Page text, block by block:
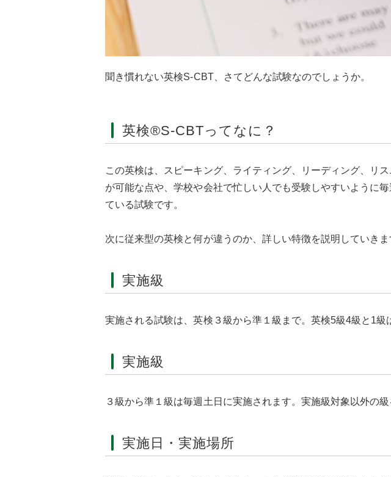
聞き慣れない英検S-CBT、さてどんな試験なのでしょうか。
英検®S-CBTってなに？
この英検は、スピーキング、ライティング、リーディング、リ
が可能な点や、学校や会社で忙しい人でも受験しやすいように
ている試験です。
次に従来型の英検と何が違うのか、詳しい特徴を説明していきま
実施級
実施される試験は、英検３級から準１級まで。英検5級4級と1級
実施級
３級から準１級は毎週土日に実施されます。実施級対象以外の
実施日・実施場所